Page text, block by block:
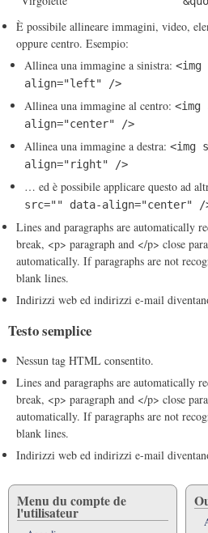
È possibile allineare immagini, video,
oppure centro. Esempio:
Allinea una immagine a sinistra:
align="left" />
Allinea una immagine al centro:
align="center" />
Allinea una immagine a destra: <img
align="right" />
… ed è possibile applicare questo ad
src="" data-align="center" /
Lines and paragraphs are automatically
break, <p> paragraph and </p> close
automatically. If paragraphs are not
blank lines.
Indirizzi web ed indirizzi e-mail
Testo semplice
Nessun tag HTML consentito.
Lines and paragraphs are automatically
break, <p> paragraph and </p> close
automatically. If paragraphs are not
blank lines.
Indirizzi web ed indirizzi e-mail
Menu du compte de
l'utilisateur